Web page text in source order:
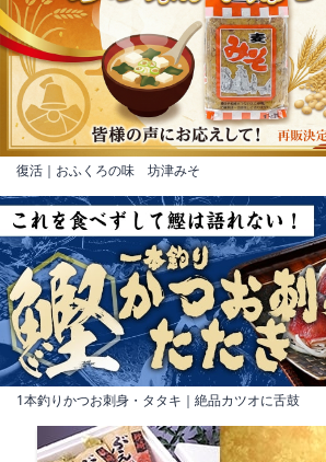
復活｜おふくろの味 坊津みそ
1本釣りかつお刺身・タタキ｜絶品カツオに舌鼓